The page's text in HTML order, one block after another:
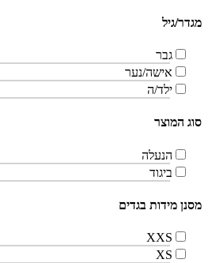
מגדר/גיל
גבר
אישה/נער
ילד/ה
סוג המוצר
הנעלה
ביגוד
מסנן מידות בגדים
XXS
XS